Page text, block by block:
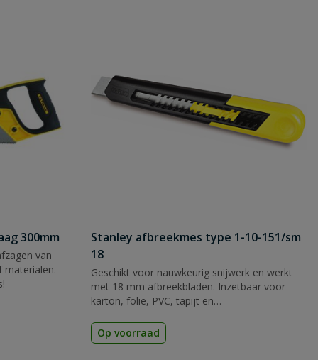
300mm
van
materialen.
Stanley afbreekmes type 1-10-151/sm
18
Geschikt voor nauwkeurig snijwerk en werkt
met 18 mm afbreekbladen. Inzetbaar voor
karton, folie, PVC, tapijt en
Op voorraad